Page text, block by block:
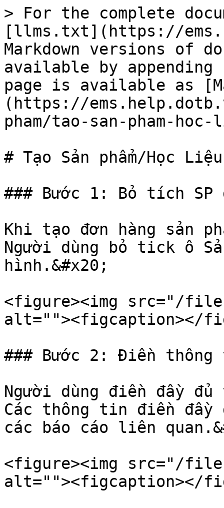
> For the complete
[llms.txt](https://
Markdown versions of
available by
page is available as
(https://
pham/tao-san-pham-
# Tạo Sản phẩm/Học Liệu
### Bước 1: Bỏ tích SP
Khi tạo đơn hàng sản
Người dùng bỏ tick ô
hình.&#x20;
<figure><img src="/
alt=""><figcaption></
### Bước 2: Điền thông
Người dùng điền đầy
Các thông tin điền
các báo cáo liên
<figure><img src="/files/
alt=""><figcaption></